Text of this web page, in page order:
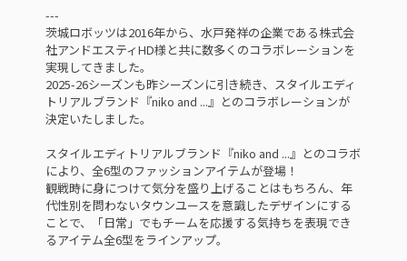
---
茨城ロボッツは2016年から、水戸発祥の企業である株式会
社アンドエスティHD様と共に数多くのコラボレーションを
実現してきました。
2025-26シーズンも昨シーズンに引き続き、スタイルエディ
トリアルブランド『niko and ...』とのコラボレーションが
決定いたしました。
スタイルエディトリアルブランド『niko and ...』とのコラボ
により、全6型のファッションアイテムが登場！
観戦時に身につけて気分を盛り上げることはもちろん、年
代性別を問わないタウンユースを意識したデザインにする
ことで、「日常」でもチームを応援する気持ちを表現でき
るアイテム全6型をラインアップ。